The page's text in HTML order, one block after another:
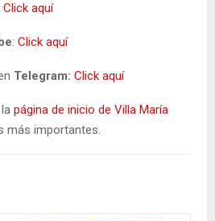
Click aquí
: Click aquí
Telegram: Click aquí
página de inicio de Villa María
más importantes.